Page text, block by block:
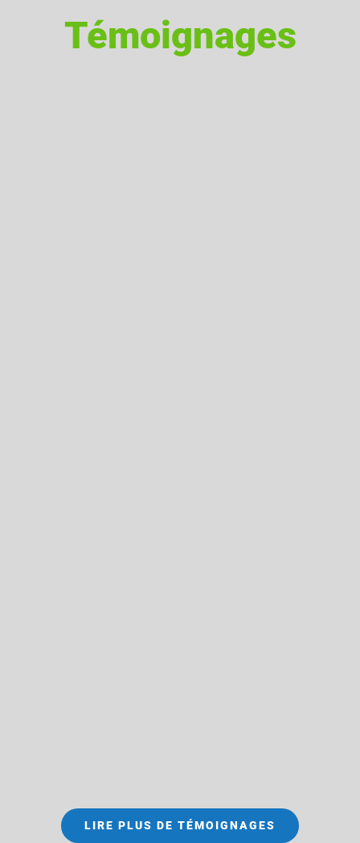
Témoignages
LIRE PLUS DE TÉMOIGNAGES